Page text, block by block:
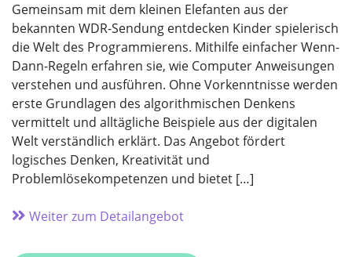
Gemeinsam mit dem kleinen Elefanten aus der
bekannten WDR-Sendung entdecken Kinder spielerisch
die Welt des Programmierens. Mithilfe einfacher Wenn-
Dann-Regeln erfahren sie, wie Computer Anweisungen
verstehen und ausführen. Ohne Vorkenntnisse werden
erste Grundlagen des algorithmischen Denkens
vermittelt und alltägliche Beispiele aus der digitalen
Welt verständlich erklärt. Das Angebot fördert
logisches Denken, Kreativität und
Problemlösekompetenzen und bietet […]
Weiter zum Detailangebot